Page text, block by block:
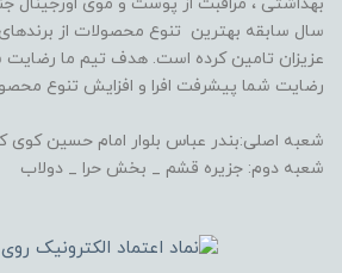
سال سابقه بهترین تنوع محصولات از برندهای
عزیزان تامین کرده است. هدف تیم ما رضایت
رضایت شما پیشرفت افرا و افزایش تنوع
شعبه اصلی:بندر عباس بلوار امام حسین کوی کوچه
شعبه دوم: جزیره قشم _ بخش حرا _ دولاب